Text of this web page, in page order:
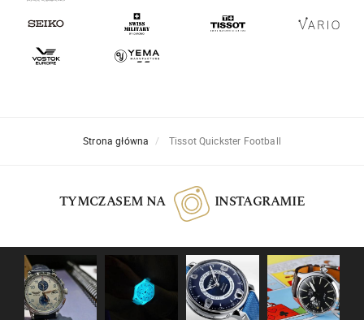
Strona główna Tissot Quickster Football
TYMCZASEM NA INSTAGRAMIE